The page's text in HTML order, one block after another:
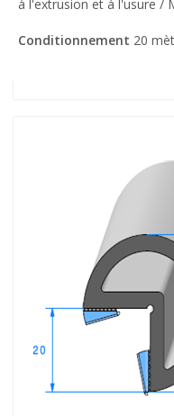
à l'extrusion et à l'usure /
Conditionnement 20